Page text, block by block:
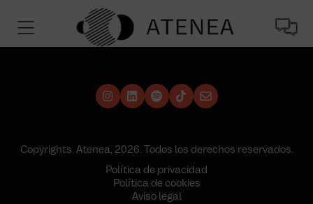
Copyrights. Atenea, 2026. Todos los derechos reservados.
Política de privacidad
Política de cookies
Aviso legal